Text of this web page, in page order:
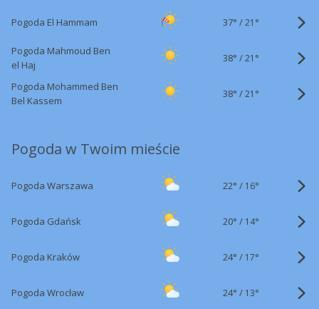
Pogoda El Hammam 37° /21°
Pogoda Mahmoud Ben
el Haj
38° /21°
Pogoda Mohammed Ben
Bel Kassem
38° /21°
Pogoda w Twoim mieście
Pogoda Warszawa 22° / 16°
Pogoda Gdańsk 20° / 14°
Pogoda Kraków 24° / 17°
Pogoda Wrocław 24° / 13°